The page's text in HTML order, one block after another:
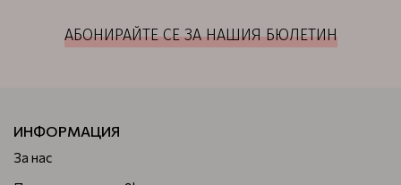
АБОНИРАЙТЕ СЕ ЗА НАШИЯ БЮЛЕТИН
ИНФОРМАЦИЯ
За нас